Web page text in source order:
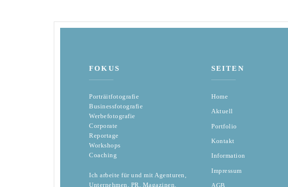
FOKUS
Porträitfotografie
Businessfotografie
Werbefotografie
Corporate
Reportage
Workshops
Coaching
Ich arbeite für und mit Agenturen,
Unternehmen, PR, Magazinen,
SEITEN
Home
Aktuell
Portfolio
Kontakt
Information
Impressum
AGB